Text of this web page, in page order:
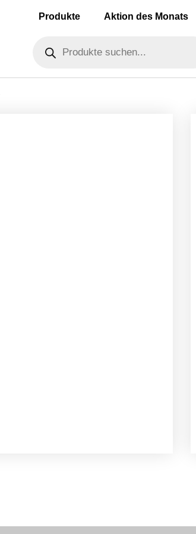
Produkte Aktion des Monats